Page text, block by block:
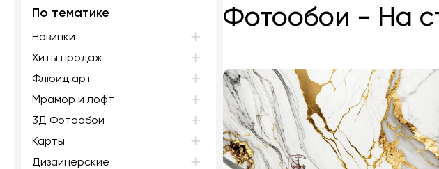
По тематике
Новинки
Хиты продаж
Флюид арт
Мрамор и лофт
3Д Фотообои
Карты
Дизайнерские
Фотообои - На